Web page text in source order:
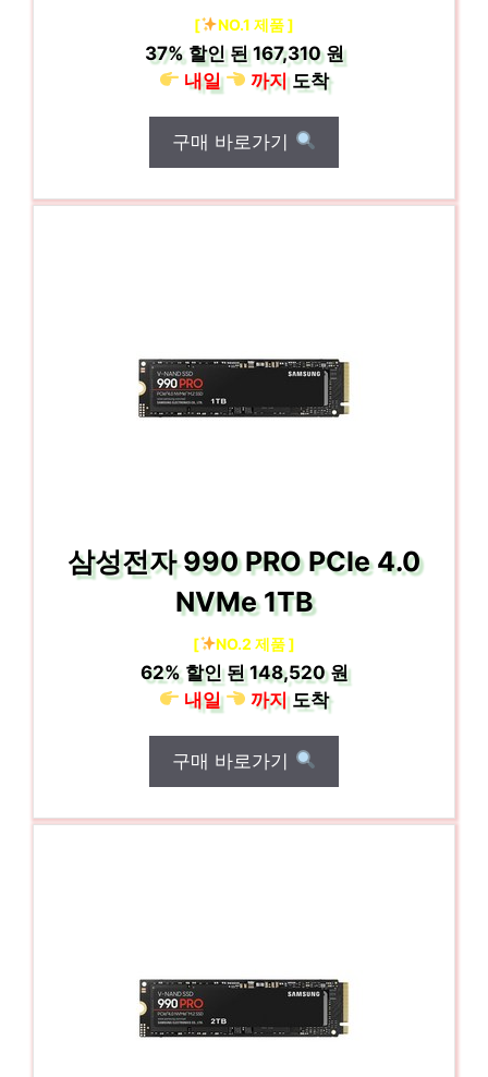
[ NO.1 제품 ]
37%할인 된167,310 원
내일
까지도착
구매 바로가기
삼성전자 990 PRO PCIe 4.0
NVMe 1TB
[ NO.2 제품 ]
62%할인 된148,520 원
내일
까지도착
구매 바로가기